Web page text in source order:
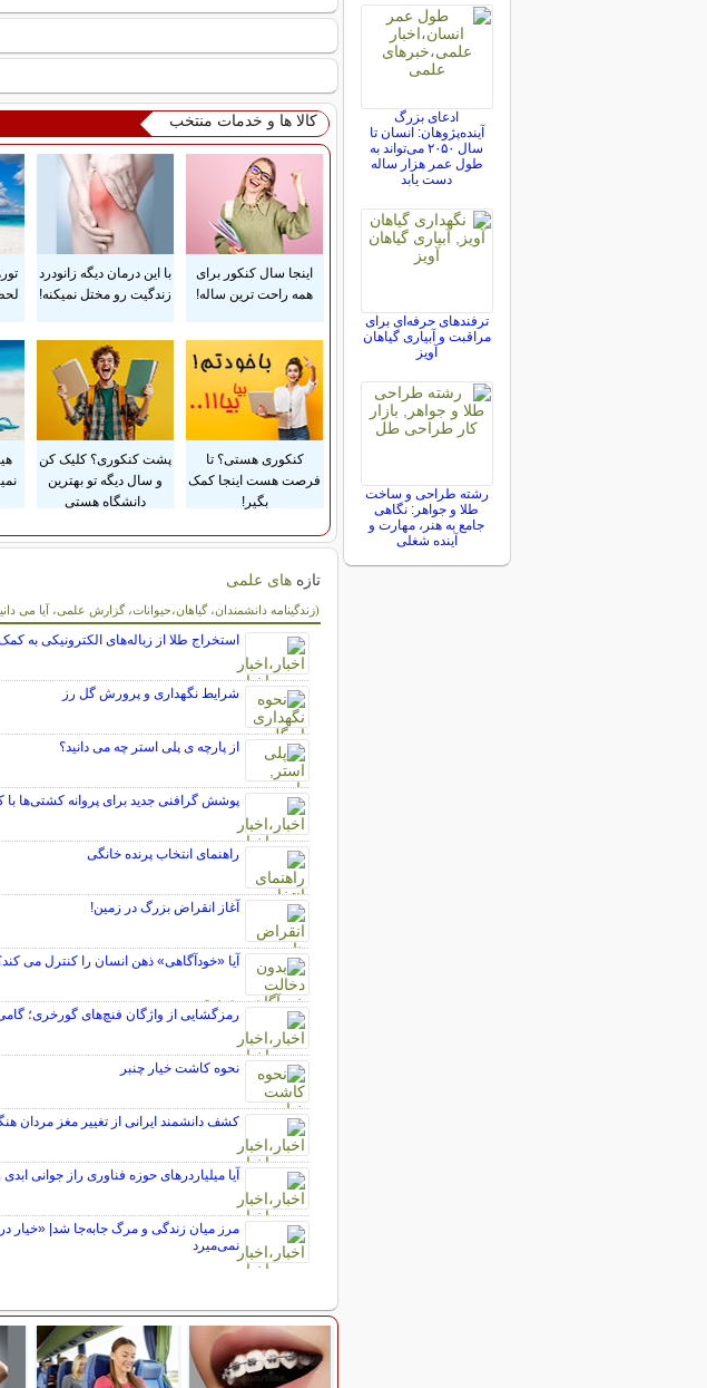
کالا ها و خدمات منتخب
اینجا سال کنکور برای
همه راحت ترین ساله!
با این درمان دیگه زانودرد
زندگیت رو مختل نمیکنه!
کنکوری هستی؟ تا
فرصت هست اینجا کمک
بگیر!
پشت کنکوری؟ کلیک کن
و سال دیگه تو بهترین
دانشگاه هستی
تازه های علمی
(زندگینامه دانشمندان، گیاهان،حیوانات، گزارش علمی، آیا می
سایر مطالب علمی و آموزشی
استخراج طلا از زباله‌های الکترونیکی به
شرایط نگهداری و پرورش گل رز
از پارچه ی پلی استر چه می دانید؟
پوشش گرافنی جدید برای پروانه
راهنمای انتخاب پرنده خانگی
آغاز انقراض بزرگ در زمین!
آیا «خودآگاهی» ذهن انسان را کنترل می
رمزگشایی از واژگان فنچ‌های گورخری؛
نحوه کاشت خیار چنبر
کشف دانشمند ایرانی از تغییر مغز مردان
آیا میلیاردرهای حوزه فناوری راز جوانی
مرز میان زندگی و مرگ جابه‌جا شد| «خیار
نمی‌میرد
ادعای بزرگ
آینده‌پژوهان: انسان تا
سال ۲۰۵۰ می‌تواند به
طول عمر هزار ساله
دست یابد
ترفندهای حرفه‌ای برای
مراقبت و آبیاری گیاهان
آویز
رشته طراحی و ساخت
طلا و جواهر: نگاهی
جامع به هنر، مهارت و
آینده شغلی